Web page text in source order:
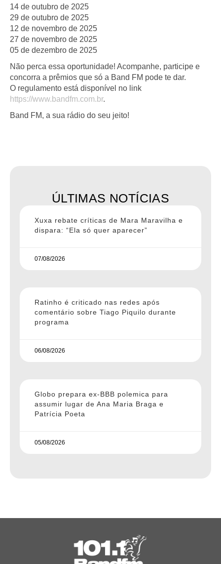
14 de outubro de 2025
29 de outubro de 2025
12 de novembro de 2025
27 de novembro de 2025
05 de dezembro de 2025
Não perca essa oportunidade! Acompanhe, participe e
concorra a prêmios que só a Band FM pode te dar.
O regulamento está disponível no link
https://www.bandfm.com.br.
Band FM, a sua rádio do seu jeito!
ÚLTIMAS NOTÍCIAS
Xuxa rebate críticas de Mara Maravilha e
dispara: “Ela só quer aparecer”
07/08/2026
Ratinho é criticado nas redes após
comentário sobre Tiago Piquilo durante
programa
06/08/2026
Globo prepara ex-BBB polemica para
assumir lugar de Ana Maria Braga e
Patrícia Poeta
05/08/2026